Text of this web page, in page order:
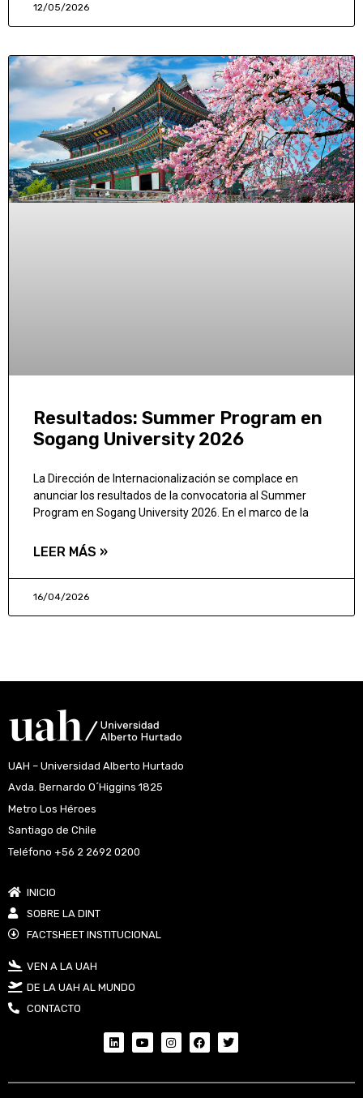
12/05/2026
Resultados: Summer Program en
Sogang University 2026
La Dirección de Internacionalización se complace en
anunciar los resultados de la convocatoria al Summer
Program en Sogang University 2026. En el marco de la
LEER MÁS »
16/04/2026
UAH – Universidad Alberto Hurtado
Avda. Bernardo O´Higgins 1825
Metro Los Héroes
Santiago de Chile
Teléfono +56 2 2692 0200
INICIO
SOBRE LA DINT
FACTSHEET INSTITUCIONAL
VEN A LA UAH
DE LA UAH AL MUNDO
CONTACTO